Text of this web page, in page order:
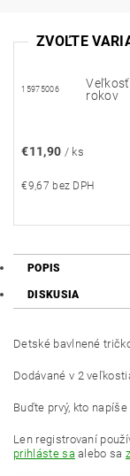
ZVOĽTE
15975006
rokov
€11,90 / ks
€9,67 bez DPH
POPIS
DISKUSIA
Detské bavlnené
Dodávané v 2
Buďte prvý, kto
Len registrovaní
prihláste sa alebo sa